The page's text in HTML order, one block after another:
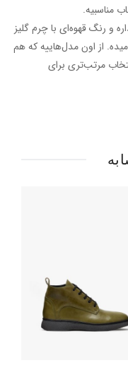
مناسبیه.
و رنگ قهوه‌ای با چرم گلیز
از اون مدل‌هاییه که هم
مرتب‌تری برای